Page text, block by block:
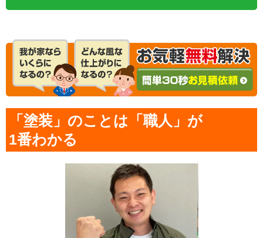
「塗装」のことは「職人」が
1番わかる